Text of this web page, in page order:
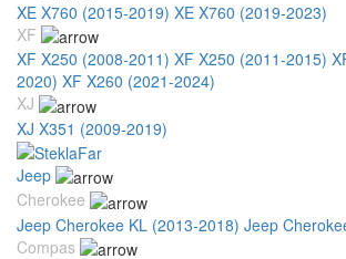
XE X760 (2015-2019) XE X760 (2019-2023)
XF
XF X250 (2008-2011) XF X250 (2011-2015)
2020) XF X260 (2021-2024)
XJ
XJ X351 (2009-2019)
Jeep
Cherokee
Jeep Cherokee KL (2013-2018) Jeep
Compas